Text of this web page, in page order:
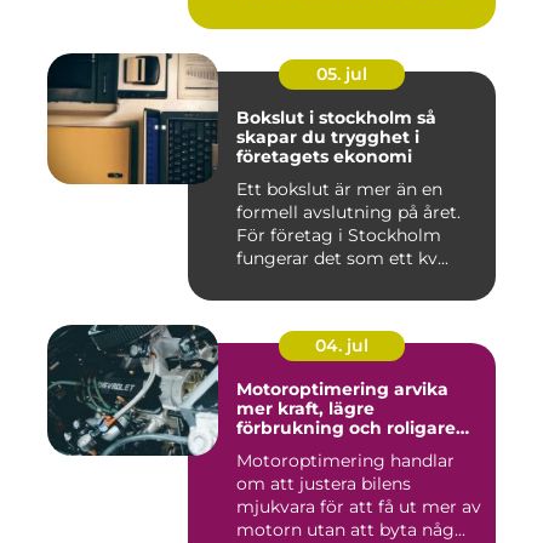
05. jul
Bokslut i stockholm så
skapar du trygghet i
företagets ekonomi
Ett bokslut är mer än en
formell avslutning på året.
För företag i Stockholm
fungerar det som ett kv...
04. jul
Motoroptimering arvika
mer kraft, lägre
förbrukning och roligare
Motoroptimering handlar
om att justera bilens
mjukvara för att få ut mer av
motorn utan att byta någ...